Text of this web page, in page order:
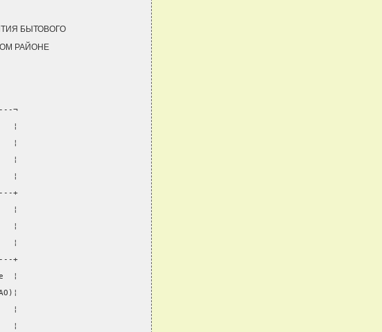
БЫТОВОГО
РАЙОНЕ
¬
¦
¦
¦
¦
+
¦
¦
¦
+
¦
¦
¦